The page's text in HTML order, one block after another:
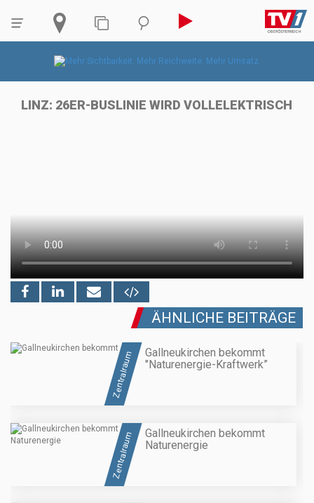
LINZ: 26ER-BUSLINIE WIRD VOLLELEKTRISCH
ÄHNLICHE BEITRÄGE
Zentralraum
Gallneukirchen bekommt
"Naturenergie-Kraftwerk”
Zentralraum
Gallneukirchen bekommt
Naturenergie